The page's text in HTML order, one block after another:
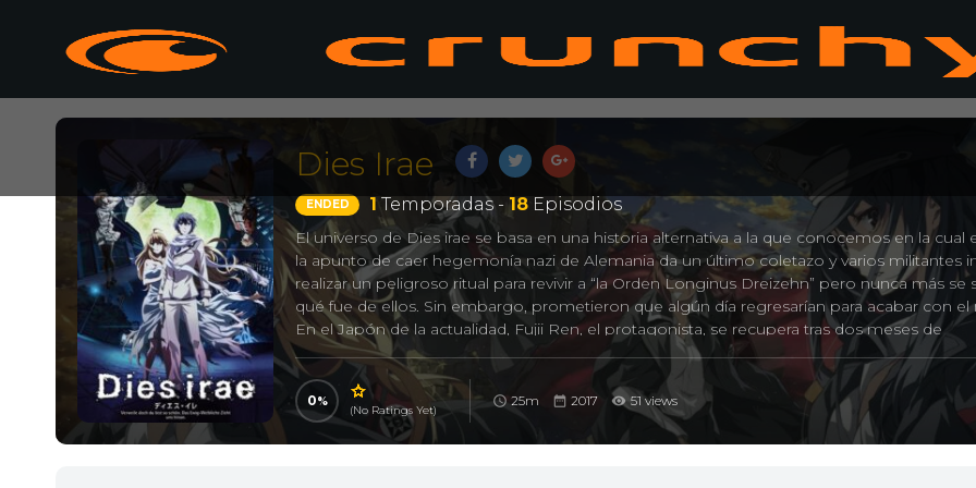
Dies Irae
ENDED 1 Temporadas - 18Episodios
El universo de Dies irae se basa en una historia alternativa a la que conocemos en la cual
la apunto de caer hegemonía nazi de Alemania da un último coletazo y varios militantes
realizar un peligroso ritual para revivir a “la Orden Longinus Dreizehn” pero nunca más se
qué fue de ellos. Sin embargo, prometieron que algún día regresarían para acabar con el
En el Japón de la actualidad, Fujii Ren, el protagonista, se recupera tras dos meses de
hospitalización tras una pelea con su ex-mejor amigo, Shiro, quien lo traicionó, y ahora
recuperar la normalidad a su vida antes de que llegue la Navidad. Pero unas extrañas
que tiene sobre la Orden Longinus Dreizehn parecen estar relacionadas con el despertar
estos nazis desaparecidos que lo acabarán llevando a luchar en esta guerra por el fin del
0
(No Ratings Yet)
25m 2017 51 views